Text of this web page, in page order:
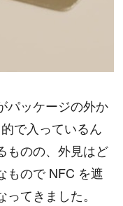
パッケージの外か
で入っているん
ものの、外見はど
もので NFC を遮
てきました。